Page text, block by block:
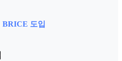
BRICE 도입